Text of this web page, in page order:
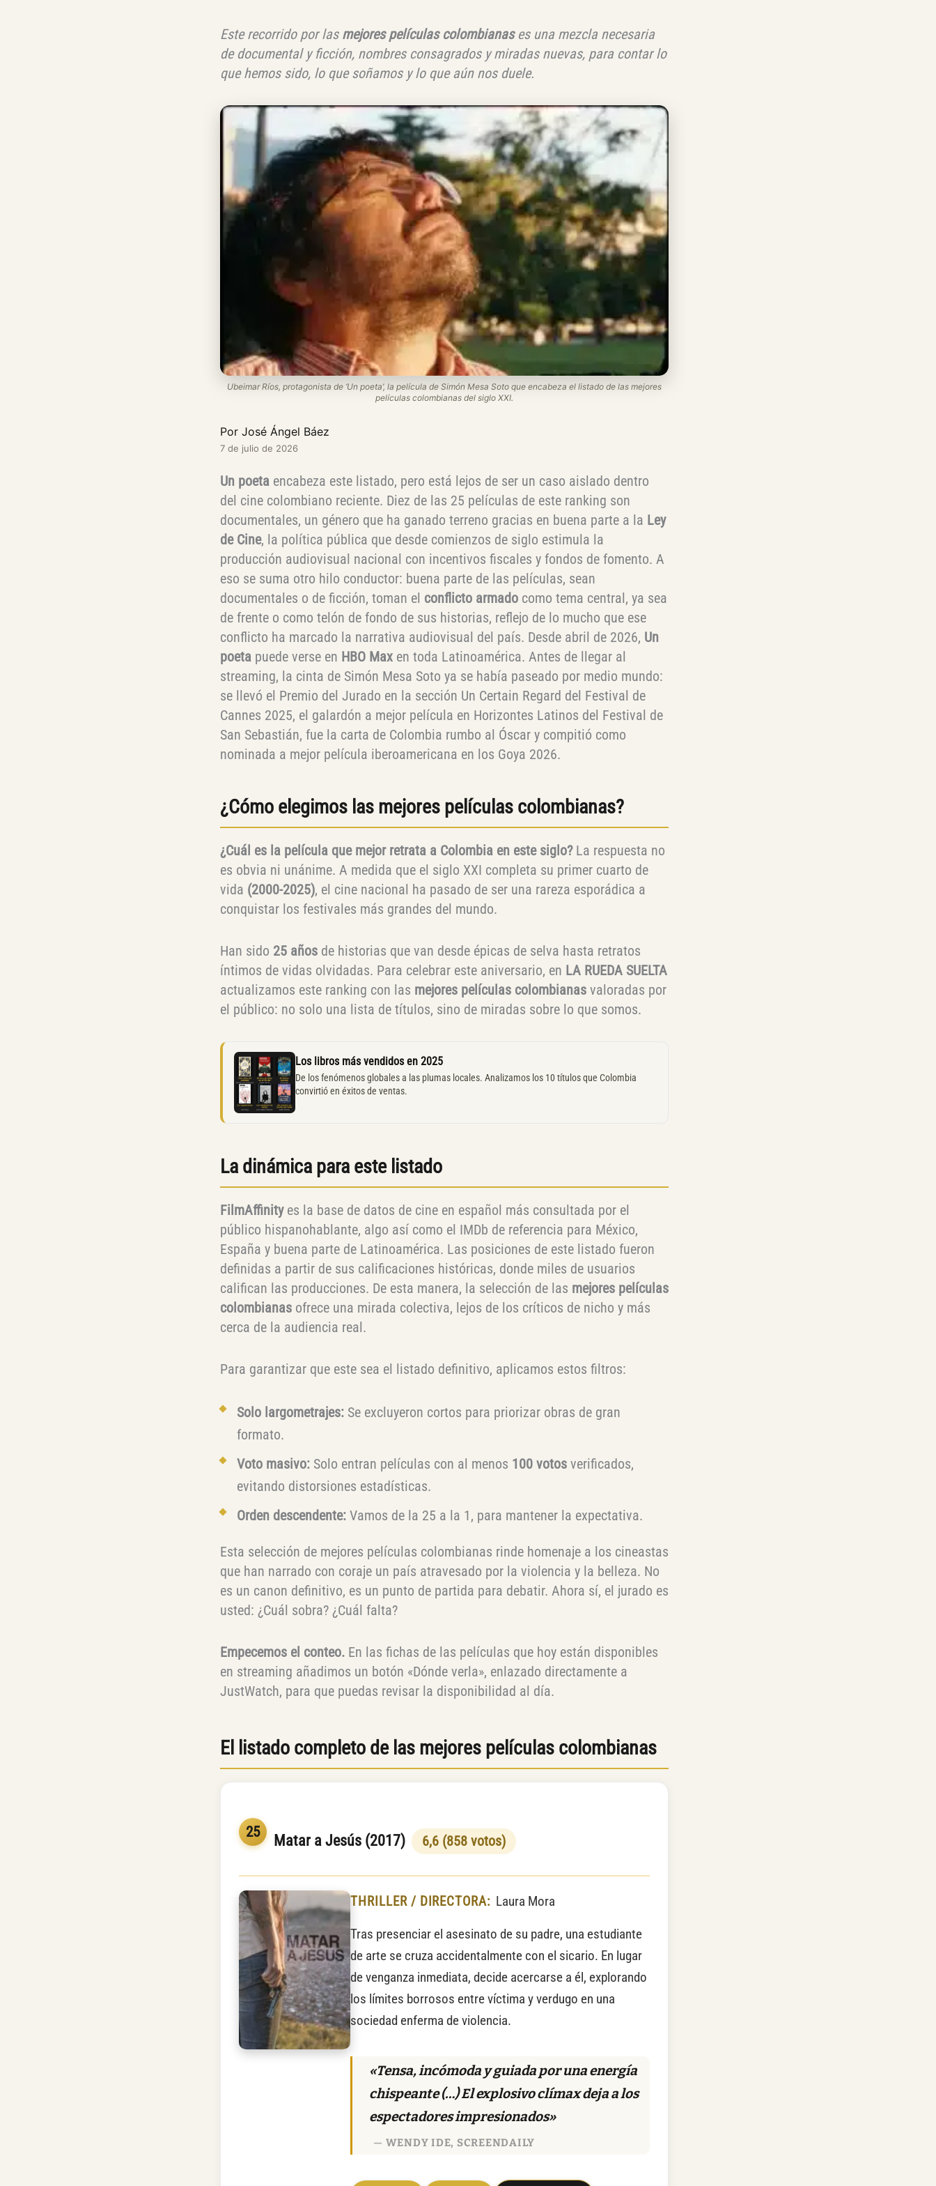
Este recorrido por las mejores películas colombianases una mezcla necesaria
de documental y ficción, nombres consagrados y miradas nuevas, para contar lo
que hemos sido, lo que soñamos y lo que aún nos duele.
Ubeimar Ríos, protagonista de ‘Un poeta’, la película de Simón Mesa Soto que encabeza el listado de las mejores
películas colombianas del siglo XXI.
Por José Ángel Báez
7 de julio de 2026
Un poeta encabeza este listado, pero está lejos de ser un caso aislado dentro
del cine colombiano reciente. Diez de las 25 películas de este ranking son
documentales, un género que ha ganado terreno gracias en buena parte a la Ley
de Cine, la política pública que desde comienzos de siglo estimula la
producción audiovisual nacional con incentivos fiscales y fondos de fomento. A
eso se suma otro hilo conductor: buena parte de las películas, sean
documentales o de ficción, toman el conflicto armado como tema central, ya sea
de frente o como telón de fondo de sus historias, reflejo de lo mucho que ese
conflicto ha marcado la narrativa audiovisual del país. Desde abril de 2026, Un
poeta puede verse en HBO Max en toda Latinoamérica. Antes de llegar al
streaming, la cinta de Simón Mesa Soto ya se había paseado por medio mundo:
se llevó el Premio del Jurado en la sección Un Certain Regard del Festival de
Cannes 2025, el galardón a mejor película en Horizontes Latinos del Festival de
San Sebastián, fue la carta de Colombia rumbo al Óscar y compitió como
nominada a mejor película iberoamericana en los Goya 2026.
¿Cómo elegimos las mejores películas colombianas?
¿Cuál es la película que mejor retrata a Colombia en este siglo?La respuesta no
es obvia ni unánime. A medida que el siglo XXI completa su primer cuarto de
vida (2000-2025), el cine nacional ha pasado de ser una rareza esporádica a
conquistar los festivales más grandes del mundo.
Han sido 25 años de historias que van desde épicas de selva hasta retratos
íntimos de vidas olvidadas. Para celebrar este aniversario, en LA RUEDA SUELTA
actualizamos este ranking con las mejores películas colombianas valoradas por
el público: no solo una lista de títulos, sino de miradas sobre lo que somos.
Los libros más vendidos en 2025
De los fenómenos globales a las plumas locales. Analizamos los 10 títulos que Colombia
convirtió en éxitos de ventas.
La dinámica para este listado
FilmAffinityes la base de datos de cine en español más consultada por el
público hispanohablante, algo así como el IMDb de referencia para México,
España y buena parte de Latinoamérica. Las posiciones de este listado fueron
definidas a partir de sus calificaciones históricas, donde miles de usuarios
califican las producciones. De esta manera, la selección de las mejores películas
colombianas ofrece una mirada colectiva, lejos de los críticos de nicho y más
cerca de la audiencia real.
Para garantizar que este sea el listado definitivo, aplicamos estos filtros:
Solo largometrajes: Se excluyeron cortos para priorizar obras de gran
formato.
Voto masivo: Solo entran películas con al menos 100 votos verificados,
evitando distorsiones estadísticas.
Orden descendente: Vamos de la 25 a la 1, para mantener la expectativa.
Esta selección de mejores películas colombianas rinde homenaje a los cineastas
que han narrado con coraje un país atravesado por la violencia y la belleza. No
es un canon definitivo, es un punto de partida para debatir. Ahora sí, el jurado es
usted: ¿Cuál sobra? ¿Cuál falta?
Empecemos el conteo. En las fichas de las películas que hoy están disponibles
en streaming añadimos un botón «Dónde verla», enlazado directamente a
JustWatch, para que puedas revisar la disponibilidad al día.
El listado completo de las mejores películas colombianas
25 Matar a Jesús (2017) 6,6 (858 votos)
THRILLER / DIRECTORA: Laura Mora
Tras presenciar el asesinato de su padre, una estudiante
de arte se cruza accidentalmente con el sicario. En lugar
de venganza inmediata, decide acercarse a él, explorando
los límites borrosos entre víctima y verdugo en una
sociedad enferma de violencia.
«Tensa, incómoda y guiada por una energía
chispeante (…) El explosivo clímax deja a los
espectadores impresionados»
WENDY IDE, SCREENDAILY